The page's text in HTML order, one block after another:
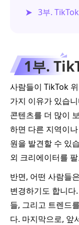
3부.
1부.
사람들이 TikTok
가지 이유가 있습
콘텐츠를 더 많이
하면 다른 지역이
원을 발견할 수 있
외 크리에이터를
반면, 어떤 사람들
변경하기도 합니
들, 그리고 트렌드
다. 마지막으로, 앞